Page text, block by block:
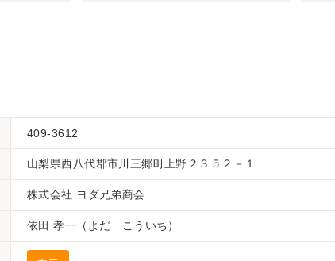
409-3612
山梨県西八代郡市川三郷町上野２３５２－１
株式会社 ヨダ兄弟商会
依田 孝一（よだ こういち）